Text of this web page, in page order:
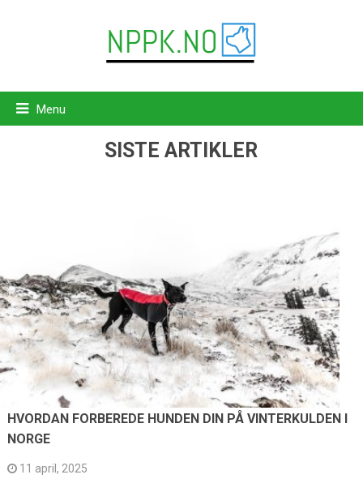
Menu
SISTE ARTIKLER
HVORDAN FORBEREDE HUNDEN DIN PÅ VINTERKULDEN I
NORGE
11 april, 2025